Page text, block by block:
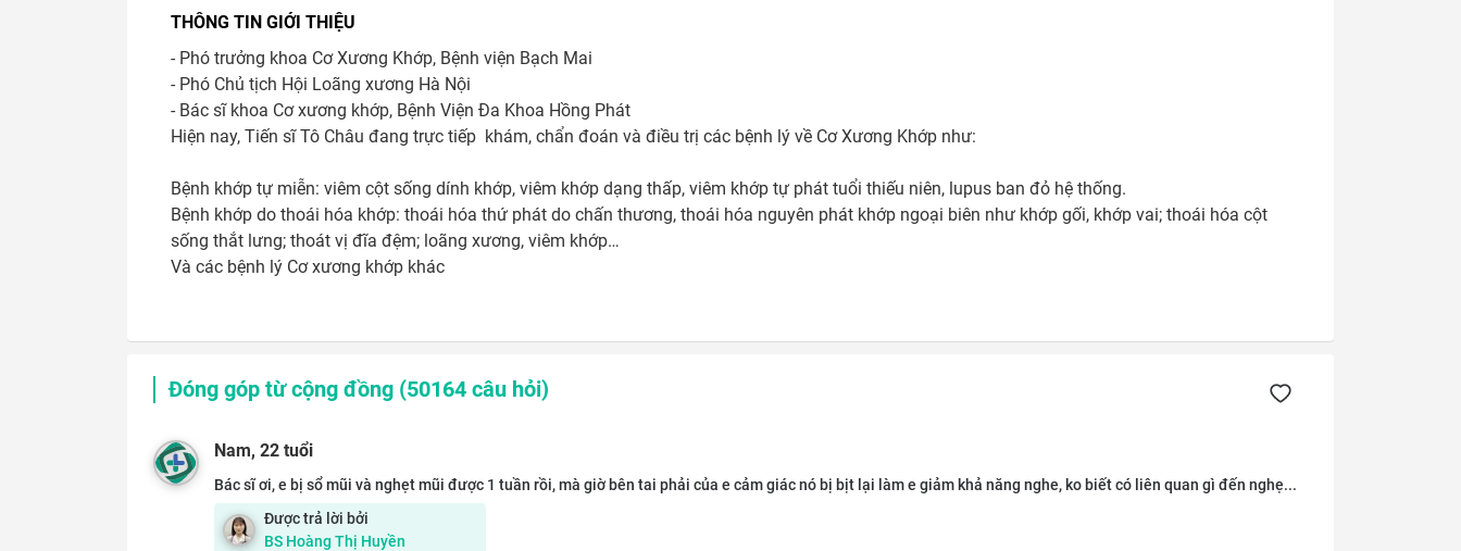
THÔNG TIN GIỚI THIỆU
- Phó trưởng khoa Cơ Xương Khớp, Bệnh viện Bạch Mai
- Phó Chủ tịch Hội Loãng xương Hà Nội
- Bác sĩ khoa Cơ xương khớp, Bệnh Viện Đa Khoa Hồng Phát
Hiện nay, Tiến sĩ Tô Châu đang trực tiếp  khám, chẩn đoán và điều trị các bệnh lý về Cơ Xương Khớp như:
Bệnh khớp tự miễn: viêm cột sống dính khớp, viêm khớp dạng thấp, viêm khớp tự phát tuổi thiếu niên, lupus ban đỏ hệ thống.
Bệnh khớp do thoái hóa khớp: thoái hóa thứ phát do chấn thương, thoái hóa nguyên phát khớp ngoại biên như khớp gối, khớp vai; thoái hóa cột
sống thắt lưng; thoát vị đĩa đệm; loãng xương, viêm khớp…
Và các bệnh lý Cơ xương khớp khác
Đóng góp từ cộng đồng (50164 câu hỏi)
Nam, 22 tuổi
Bác sĩ ơi, e bị sổ mũi và nghẹt mũi được 1 tuần rồi, mà giờ bên tai phải của e cảm giác nó bị bịt lại làm e giảm khả năng nghe, ko biết có liên quan gì đến nghẹ...
Được trả lời bởi
BS Hoàng Thị Huyền